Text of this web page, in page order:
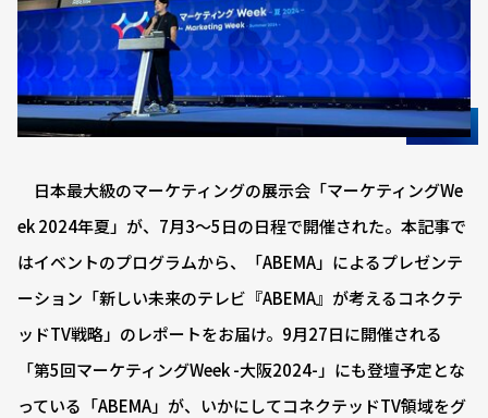
日本最大級のマーケティングの展示会「マーケティングWe
ek 2024年夏」が、7月3〜5日の日程で開催された。本記事で
はイベントのプログラムから、「ABEMA」によるプレゼンテ
ーション「新しい未来のテレビ『ABEMA』が考えるコネクテ
ッドTV戦略」のレポートをお届け。9月27日に開催される
「第5回マーケティングWeek -大阪2024-」にも登壇予定とな
っている「ABEMA」が、いかにしてコネクテッドTV領域をグ